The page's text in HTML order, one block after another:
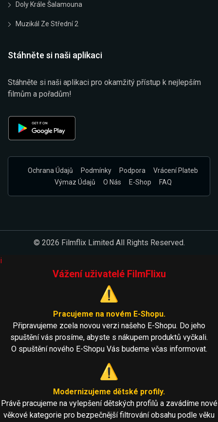
Doly Krále Šalamouna
Muzikál Ze Střední 2
Stáhněte si naši aplikaci
Stáhněte si naši aplikaci pro okamžitý přístup k nejlepším
filmům a pořadům!
Ochrana Údajů Podmínky Podpora
Vrácení Plateb
Výmaz Údajů
O Nás E-Shop FAQ
© 2026 Filmflix Limited All Rights Reserved.
i
Vážení uživatelé FilmFlixu
⚠️
Pracujeme na novém E-Shopu.
Připravujeme zcela novou verzi našeho E-Shopu. Do jeho
spuštění vás prosíme, abyste s nákupem produktů vyčkali.
O spuštění nového E-Shopu Vás budeme včas informovat.
⚠️
Modernizujeme dětské profily.
Právě pracujeme na vylepšení dětských profilů a zavádíme nové
věkové kategorie pro bezpečnější filtrování obsahu podle věku